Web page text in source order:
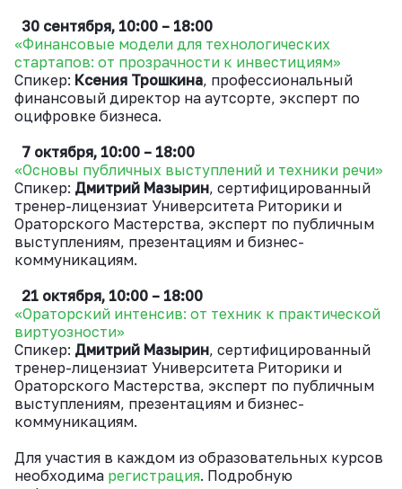
30 сентября, 10:00 – 18:00
«Финансовые модели для технологических
стартапов: от прозрачности к инвестициям»
Спикер: Ксения Трошкина, профессиональный
финансовый директор на аутсорте, эксперт по
оцифровке бизнеса.
7 октября, 10:00 – 18:00
«Основы публичных выступлений и техники речи»
Спикер: Дмитрий Мазырин, сертифицированный
тренер-лицензиат Университета Риторики и
Ораторского Мастерства, эксперт по публичным
выступлениям, презентациям и бизнес-
коммуникациям.
21 октября, 10:00 – 18:00
«Ораторский интенсив: от техник к практической
виртуозности»
Спикер: Дмитрий Мазырин, сертифицированный
тренер-лицензиат Университета Риторики и
Ораторского Мастерства, эксперт по публичным
выступлениям, презентациям и бизнес-
коммуникациям.
Для участия в каждом из образовательных курсов
необходима регистрация. Подробную